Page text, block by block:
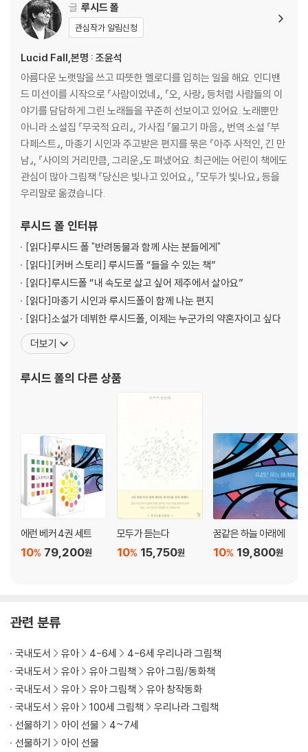
글 루시드 폴
관심작가 알림신청
Lucid Fall,본명 : 조윤석
아름다운 노랫말을 쓰고 따뜻한 멜로디를 입히는 일을 해요. 인디밴
드 미선이를 시작으로 『사람이었네』, 『오, 사랑』 등처럼 사람들의 이
야기를 담담하게 그린 노래들을 꾸준히 선보이고 있어요. 노래뿐만
아니라 소설집 『무국적 요리』, 가사집 『물고기 마음』, 번역 소설 『부
다페스트』, 마종기 시인과 주고받은 편지를 묶은 『아주 사적인, 긴 만
남』, 『사이의 거리만큼, 그리운』도 펴냈어요. 최근에는 어린이 책에도
관심이 많아 그림책 『당신은 빛나고 있어요』, 『모두가 빛나요』 등을
우리말로 옮겼습니다.
루시드 폴 인터뷰
[읽다]루시드 폴 "반려동물과 함께 사는 분들에게"
[읽다][커버 스토리] 루시드폴 “들을 수 있는 책”
[읽다]루시드폴 “내 속도로 살고 싶어 제주에서 살아요”
[읽다]마종기 시인과 루시드폴이 함께 나눈 편지
[읽다]소설가 데뷔한 루시드폴, 이제는 누군가의 약혼자이고 싶다
더보기
루시드 폴의 다른 상품
에런 베커 4권 세트
79,200원
10%
모두가 듣는다
15,750원
10%
꿈같은 하늘 아래에
19,800원
10%
관련 분류
국내도서 유아 4-6세
4-6세 우리나라 그림책
국내도서
유아 유아 그림책
유아 그림/동화책
국내도서
유아 유아 그림책
유아 창작동화
국내도서
유아 100세 그림책
우리나라 그림책
선물하기
아이 선물
4~7세
선물하기
아이 선물